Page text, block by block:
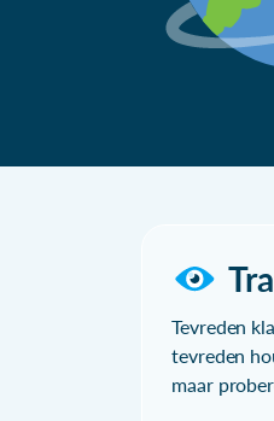
Tevreden
tevreden
maar